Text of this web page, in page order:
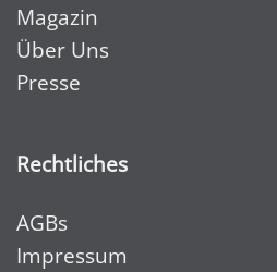
Magazin
Über Uns
Presse
Rechtliches
AGBs
Impressum